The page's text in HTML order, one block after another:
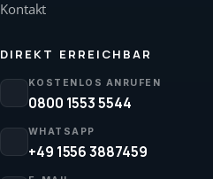
Kontakt
DIREKT ERREICHBAR
KOSTENLOS ANRUFEN
0800 1553 5544
WHATSAPP
+49 1556 3887459